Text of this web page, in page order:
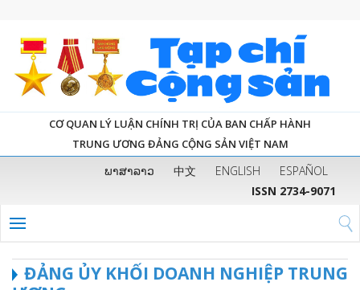
CƠ QUAN LÝ LUẬN CHÍNH TRỊ CỦA BAN CHẤP HÀNH
TRUNG ƯƠNG ĐẢNG CỘNG SẢN VIỆT NAM
ພາສາລາວ 中文 ENGLISH
ESPAÑOL
ISSN 2734-9071
ĐẢNG ỦY KHỐI DOANH NGHIỆP TRUNG